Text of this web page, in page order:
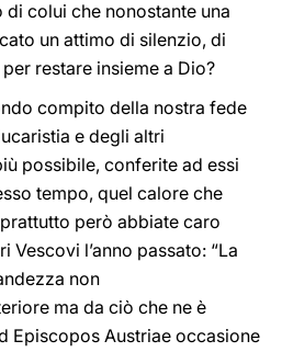
di colui che nonostante una
un attimo di silenzio, di
restare insieme a Dio?
compito della nostra fede
e degli altri
possibile, conferite ad essi
tempo, quel calore che
però abbiate caro
Vescovi l’anno passato: “La
non
ma da ciò che ne è
Episcopos Austriae occasione